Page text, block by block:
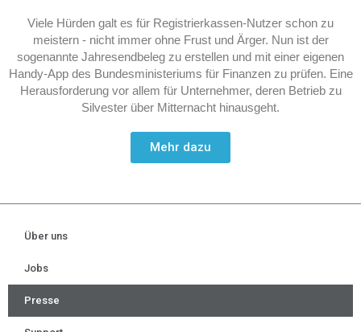
Viele Hürden galt es für Registrierkassen-Nutzer schon zu
meistern - nicht immer ohne Frust und Ärger. Nun ist der
sogenannte Jahresendbeleg zu erstellen und mit einer eigenen
Handy-App des Bundesministeriums für Finanzen zu prüfen. Eine
Herausforderung vor allem für Unternehmer, deren Betrieb zu
Silvester über Mitternacht hinausgeht.
Mehr dazu
Über uns
Jobs
Presse